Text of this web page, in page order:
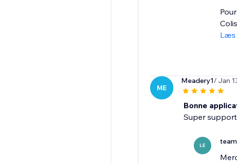
Læs
ME
Meadery1/ Jan
Bonne
Super
LE